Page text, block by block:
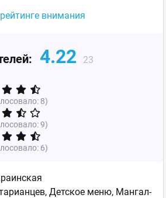
внимания
4.22 23
8)
9)
6)
Детское меню, Мангал-